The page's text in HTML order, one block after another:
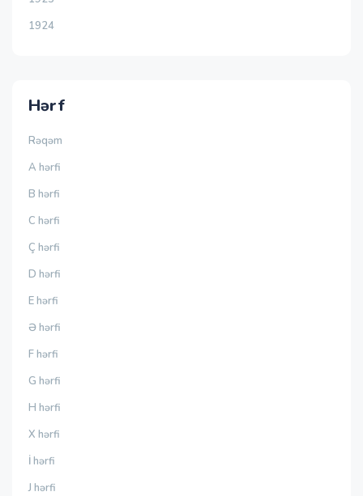
1924
Hərf
Rəqəm
A hərfi
B hərfi
C hərfi
Ç hərfi
D hərfi
E hərfi
Ə hərfi
F hərfi
G hərfi
H hərfi
X hərfi
İ hərfi
J hərfi